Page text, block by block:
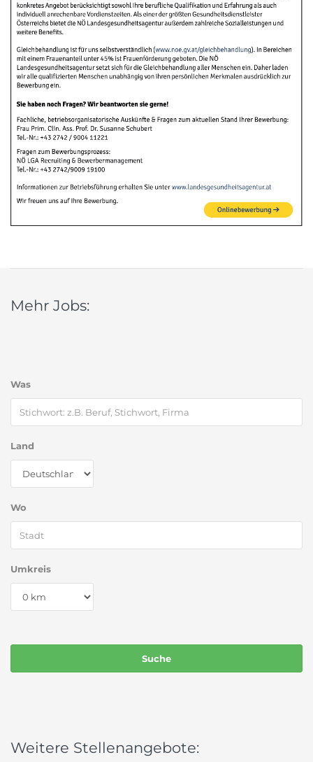
Mehr Jobs:
Was
Land
Wo
Umkreis
Weitere Stellenangebote: